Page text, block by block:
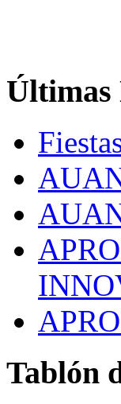
Últimas
Tablón